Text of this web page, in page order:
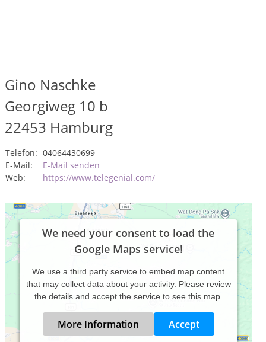
Gino Naschke
Georgiweg 10 b
22453 Hamburg
Telefon: 04064430699
E-Mail:
E-Mail senden
Web:
https://www.telegenial.com/
We need your consent to load the
Google Maps service!
We use a third party service to embed map content
that may collect data about your activity. Please review
the details and accept the service to see this map.
More Information Accept